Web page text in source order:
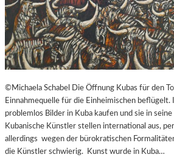
©Michaela Schabel Die Öffnung Kubas für den
Einnahmequelle für die Einheimischen beflügelt.
problemlos Bilder in Kuba kaufen und sie in
Kubanische Künstler stellen international aus,
allerdings wegen der bürokratischen
die Künstler schwierig. Kunst wurde in Kuba…